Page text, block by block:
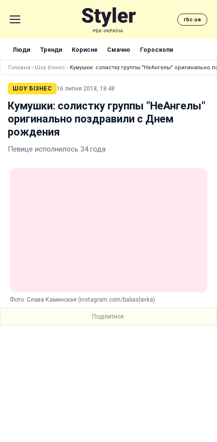
rbc.ua
Люди Тренди Корисне Смачно Гороскопи
Головна › Шоу бізнес › Кумушки: солистку группы "НеАнгелы"
ШОУ БІЗНЕС 16 липня 2018, 18:48
Кумушки: солистку группы "НеАнгелы"
оригинально поздравили с Днем
рождения
Певице исполнилось 34 года
Фото: Слава Каминская (instagram.com/babaslavka)
Поділитися: